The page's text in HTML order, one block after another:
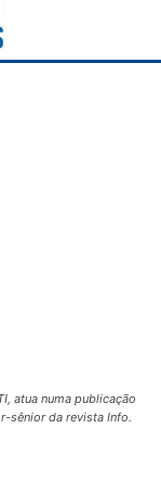
atua numa publicação
sênior da revista Info.